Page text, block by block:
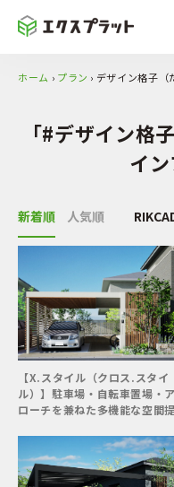
太陽エコブロックス
価格
〜 50万円
100万円 〜 200万円
300万円 〜 400万円
敷地形状・条件
坪庭／花壇
階段／スロープ
駐車2台
ホーム › プラン › デザイン格子（
「#デザイン格
イ
新着順 人気順
【X.スタイル（クロス.スタイ
ル）】駐車場・自転車置場・
ローチを兼ねた多機能な空間